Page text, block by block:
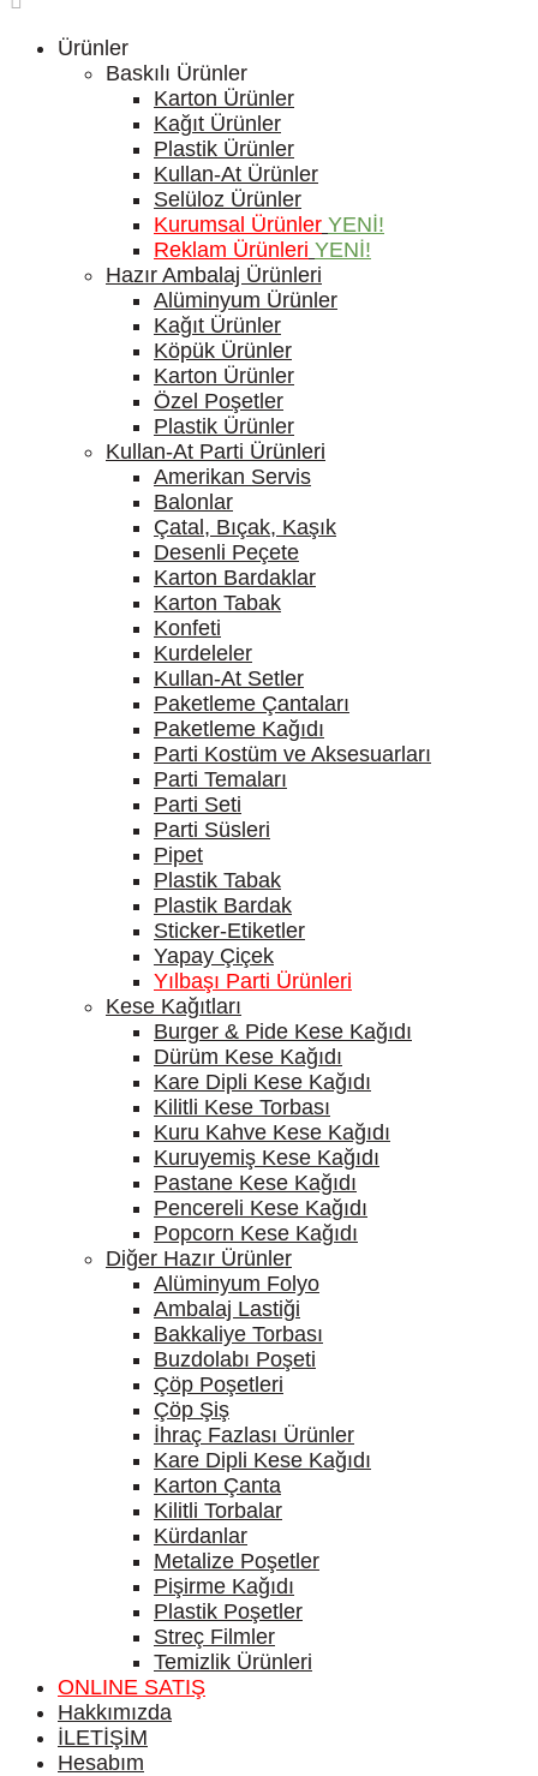
Ürünler
Baskılı Ürünler
Karton Ürünler
Kağıt Ürünler
Plastik Ürünler
Kullan-At Ürünler
Selüloz Ürünler
Kurumsal Ürünler YENİ!
Reklam Ürünleri YENİ!
Hazır Ambalaj Ürünleri
Alüminyum Ürünler
Kağıt Ürünler
Köpük Ürünler
Karton Ürünler
Özel Poşetler
Plastik Ürünler
Kullan-At Parti Ürünleri
Amerikan Servis
Balonlar
Çatal, Bıçak, Kaşık
Desenli Peçete
Karton Bardaklar
Karton Tabak
Konfeti
Kurdeleler
Kullan-At Setler
Paketleme Çantaları
Paketleme Kağıdı
Parti Kostüm ve Aksesuarları
Parti Temaları
Parti Seti
Parti Süsleri
Pipet
Plastik Tabak
Plastik Bardak
Sticker-Etiketler
Yapay Çiçek
Yılbaşı Parti Ürünleri
Kese Kağıtları
Burger & Pide Kese Kağıdı
Dürüm Kese Kağıdı
Kare Dipli Kese Kağıdı
Kilitli Kese Torbası
Kuru Kahve Kese Kağıdı
Kuruyemiş Kese Kağıdı
Pastane Kese Kağıdı
Pencereli Kese Kağıdı
Popcorn Kese Kağıdı
Diğer Hazır Ürünler
Alüminyum Folyo
Ambalaj Lastiği
Bakkaliye Torbası
Buzdolabı Poşeti
Çöp Poşetleri
Çöp Şiş
İhraç Fazlası Ürünler
Kare Dipli Kese Kağıdı
Karton Çanta
Kilitli Torbalar
Kürdanlar
Metalize Poşetler
Pişirme Kağıdı
Plastik Poşetler
Streç Filmler
Temizlik Ürünleri
ONLINE SATIŞ
Hakkımızda
İLETİŞİM
Hesabım